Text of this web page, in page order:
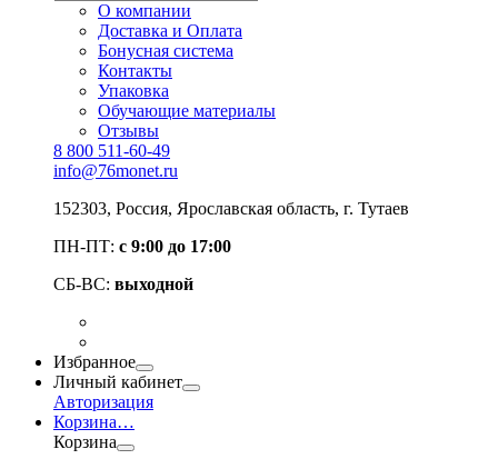
О компании
Доставка и Оплата
Бонусная система
Контакты
Упаковка
Обучающие материалы
Отзывы
8 800 511-60-49
info@76monet.ru
152303, Россия, Ярославская область, г. Тутаев
ПН-ПТ: с 9:00 до 17:00
СБ-ВС: выходной
Избранное
Личный кабинет
Авторизация
Корзина…
Корзина